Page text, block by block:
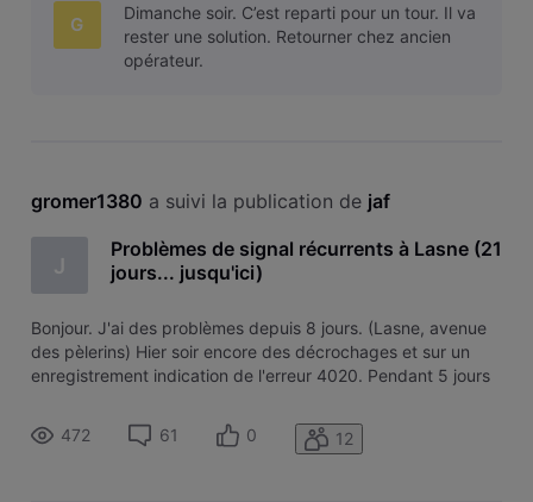
créditG
Dimanche soir. C’est reparti pour un tour. Il va
rester une solution. Retourner chez ancien
opérateur.
gromer1380 a suivi la publication de jaf
J
Problèmes de signal récurrents à Lasne (21
jours... jusqu'ici)
Bonjour. J'ai des problèmes depuis 8 jours. (Lasne, avenue
des pèlerins) Hier soir encore des décrochages et sur un
enregistrement indication de l'erreur 4020. Pendant 5 jours
quoi que ce soit... On m'a gentiment proposé une note de
crédit
472 61 0 12